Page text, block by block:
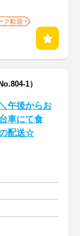
ク歓迎
1）
午後からお
車にて食
配送☆